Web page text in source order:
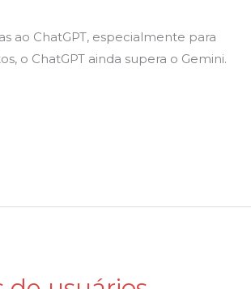
ao ChatGPT, especialmente para
o ChatGPT ainda supera o Gemini.